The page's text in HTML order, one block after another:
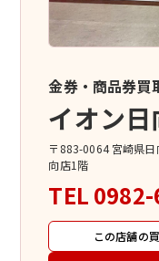
金券・商品券買
イオン日
〒883-0064 宮崎県
向店1階
TEL
この店舗の